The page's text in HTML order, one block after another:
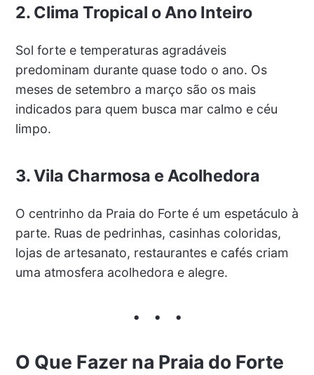
2. Clima Tropical o Ano Inteiro
Sol forte e temperaturas agradáveis
predominam durante quase todo o ano. Os
meses de setembro a março são os mais
indicados para quem busca mar calmo e céu
limpo.
3. Vila Charmosa e Acolhedora
O centrinho da Praia do Forte é um espetáculo à
parte. Ruas de pedrinhas, casinhas coloridas,
lojas de artesanato, restaurantes e cafés criam
uma atmosfera acolhedora e alegre.
O Que Fazer na Praia do Forte